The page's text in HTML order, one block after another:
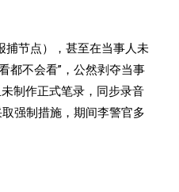
捕节点），甚至在当事人未
都不会看”，公然剥夺当事
制作正式笔录，同步录音
强制措施，期间李警官多